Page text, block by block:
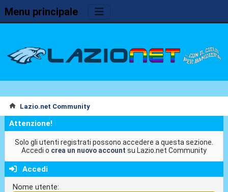
Menu principale
Lazio.net Community
Attenzione!
Solo gli utenti registrati possono accedere a questa sezione.
Accedi o crea un nuovo account su Lazio.net Community
Accedi
Nome utente: